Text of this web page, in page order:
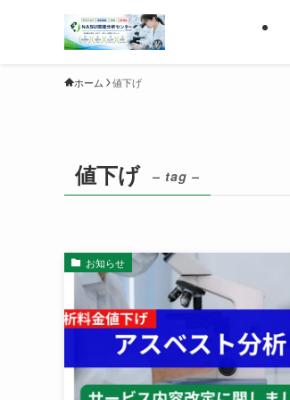
ホーム 値下げ
値下げ – tag –
お知らせ